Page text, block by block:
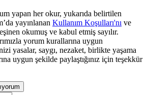
yapan her okur, yukarıda belirtilen
yayınlanan Kullanım Koşulları'nı ve
okumuş ve kabul etmiş sayılır.
yorum kurallarına uygun
yasalar, saygı, nezaket, birlikte yaşama
uygun şekilde paylaştığınız için teşekkür